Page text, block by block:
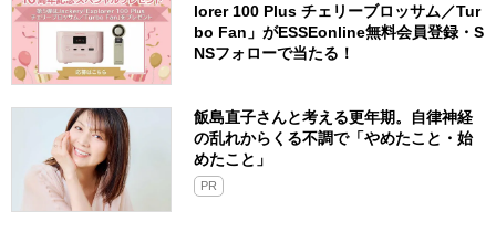
lorer 100 Plus チェリーブロッサム／Tur
bo Fan」がESSEonline無料会員登録・S
NSフォローで当たる！
飯島直子さんと考える更年期。自律神経
の乱れからくる不調で「やめたこと・始
めたこと」
PR